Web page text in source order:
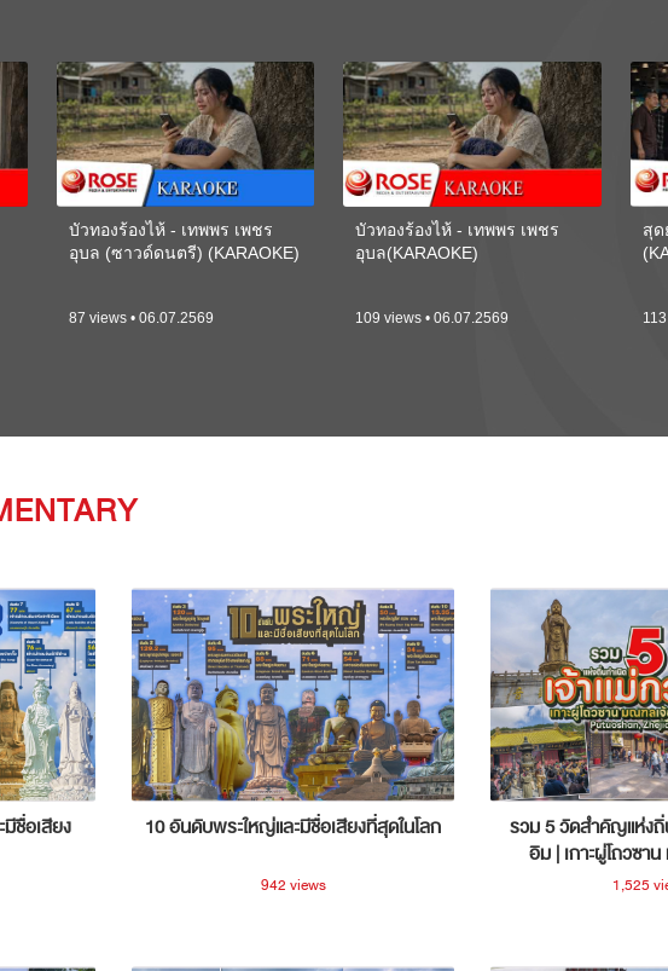
บัวทองร้องไห้ - เทพพร เพชร
อุบล (ซาวด์ดนตรี) (KARAOKE)
87 views • 06.07.2569
บัวทองร้องไห้ - เทพพร เพชร
อุบล(KARAOKE)
109 views • 06.07.2569
สุด
ชื่อเสียง
10 อันดับพระใหญ่และมีชื่อเสียงที่สุดในโลก
942 views
รวม 5 วัดสำคัญแห่งถิ่
อิม | เกาะผู่โถวซา
ประเท
1,525